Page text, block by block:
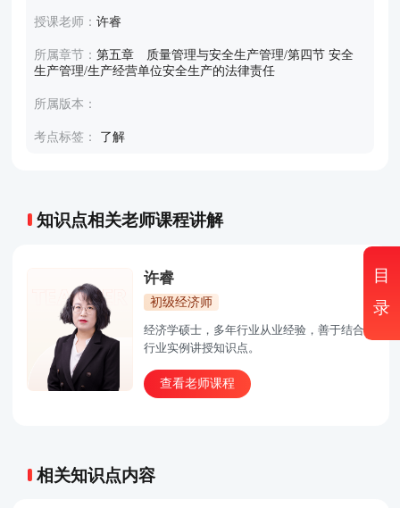
授课老师：许睿
所属章节：第五章 质量管理与安全生产管理/第四节 安全
生产管理/生产经营单位安全生产的法律责任
所属版本：
考点标签： 了解
知识点相关老师课程讲解
许睿
初级经济师
经济学硕士，多年行业从业经验，善于结合
行业实例讲授知识点。
查看老师课程
相关知识点内容
目
录